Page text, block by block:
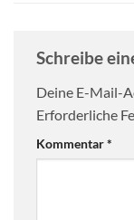
Schreibe
Deine E-Mail-
Erforderliche
Kommentar*